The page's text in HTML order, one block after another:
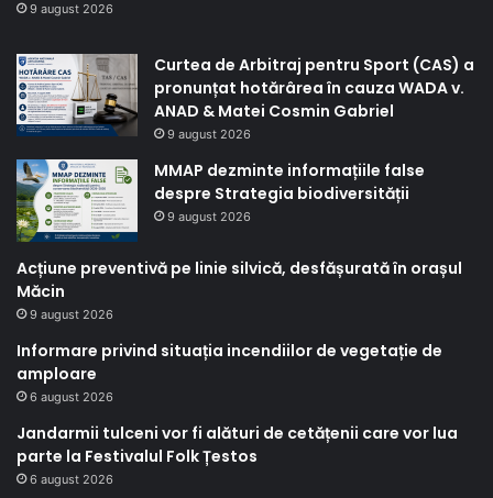
9 august 2026
Curtea de Arbitraj pentru Sport (CAS) a
pronunțat hotărârea în cauza WADA v.
ANAD & Matei Cosmin Gabriel
9 august 2026
MMAP dezminte informațiile false
despre Strategia biodiversității
9 august 2026
Acțiune preventivă pe linie silvică, desfășurată în orașul
Măcin
9 august 2026
Informare privind situația incendiilor de vegetație de
amploare
6 august 2026
Jandarmii tulceni vor fi alături de cetățenii care vor lua
parte la Festivalul Folk Țestos
6 august 2026